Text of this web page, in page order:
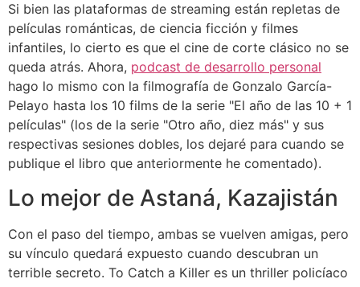
Si bien las plataformas de streaming están repletas de
películas románticas, de ciencia ficción y filmes
infantiles, lo cierto es que el cine de corte clásico no se
queda atrás. Ahora, podcast de desarrollo personal
hago lo mismo con la filmografía de Gonzalo García-
Pelayo hasta los 10 films de la serie "El año de las 10 + 1
películas" (los de la serie "Otro año, diez más" y sus
respectivas sesiones dobles, los dejaré para cuando se
publique el libro que anteriormente he comentado).
Lo mejor de Astaná, Kazajistán
Con el paso del tiempo, ambas se vuelven amigas, pero
su vínculo quedará expuesto cuando descubran un
terrible secreto. To Catch a Killer es un thriller policíaco